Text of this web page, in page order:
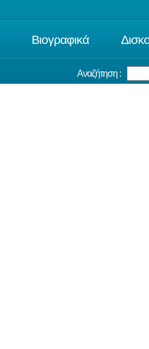
Βιογραφικά
Αναζήτηση :